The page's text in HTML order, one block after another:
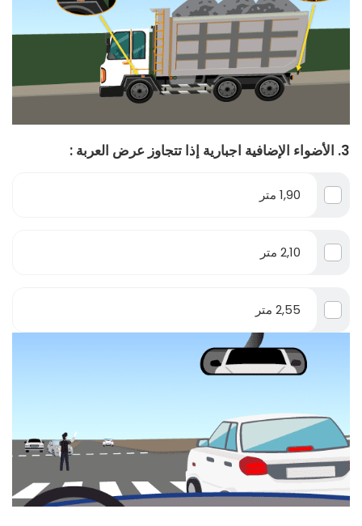
3. الأضواء الإضافية اجبارية إذا تتجاوز عرض العربة :
1,90 متر
2,10 متر
2,55 متر